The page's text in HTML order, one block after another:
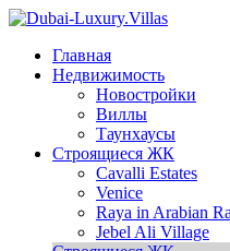
Главная
Недвижимость
Новостройки
Виллы
Таунхаусы
Строящиеся ЖК
Cavalli Estates
Venice
Raya in Arabian
Jebel Ali Village